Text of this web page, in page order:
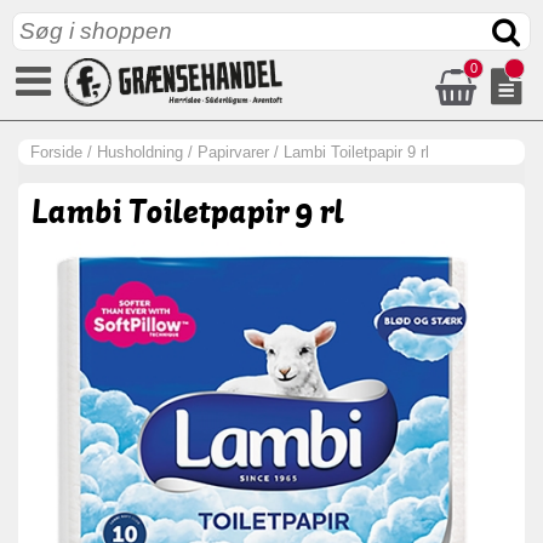
0
Forside / Husholdning / Papirvarer / Lambi Toiletpapir 9 rl
Lambi Toiletpapir 9 rl